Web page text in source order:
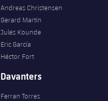
Andreas Christensen
Gerard Martín
Jules Kounde
Eric García
Héctor Fort
Davanters
Ferran Torres